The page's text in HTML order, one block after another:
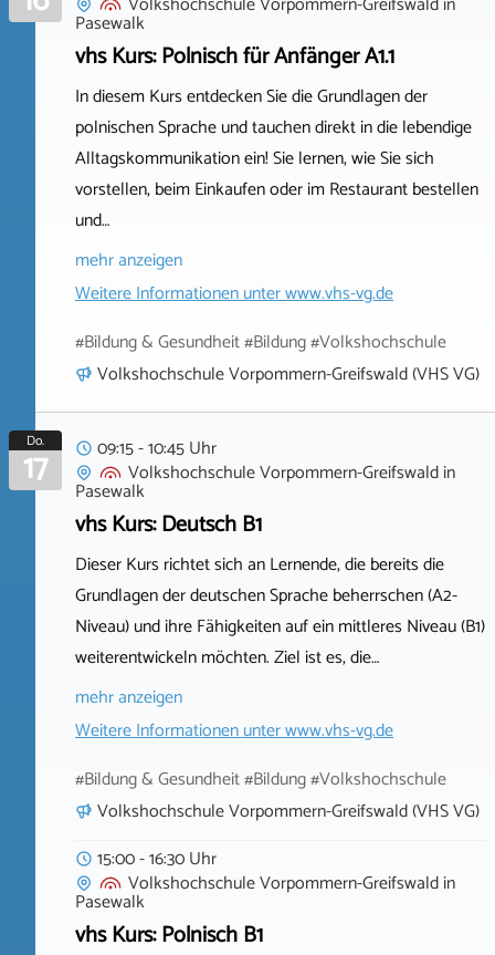
Pasewalk
vhs Kurs: Polnisch für Anfänger A1.1
In diesem Kurs entdecken Sie die Grundlagen der
polnischen Sprache und tauchen direkt in die lebendige
Alltagskommunikation ein! Sie lernen, wie Sie sich
vorstellen, beim Einkaufen oder im Restaurant bestellen
und…
mehr anzeigen
Weitere Informationen unterwww.vhs-vg.de
#Bildung & Gesundheit #Bildung #Volkshochschule
Volkshochschule Vorpommern-Greifswald (VHS VG)
Do.
17
09:15 - 10:45 Uhr
Volkshochschule Vorpommern-Greifswaldin
Pasewalk
vhs Kurs: Deutsch B1
Dieser Kurs richtet sich an Lernende, die bereits die
Grundlagen der deutschen Sprache beherrschen (A2-
Niveau) und ihre Fähigkeiten auf ein mittleres Niveau (B1)
weiterentwickeln möchten. Ziel ist es, die…
mehr anzeigen
Weitere Informationen unterwww.vhs-vg.de
#Bildung & Gesundheit #Bildung #Volkshochschule
Volkshochschule Vorpommern-Greifswald (VHS VG)
15:00 - 16:30 Uhr
Volkshochschule Vorpommern-Greifswaldin
Pasewalk
vhs Kurs: Polnisch B1